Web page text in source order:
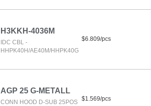
H3KKH-4036M
IDC CBL -
HHPK40H/AE40M/HHPK40G
$6.809/pcs
AGP 25 G-METALL
CONN HOOD D-SUB 25POS $1.569/pcs